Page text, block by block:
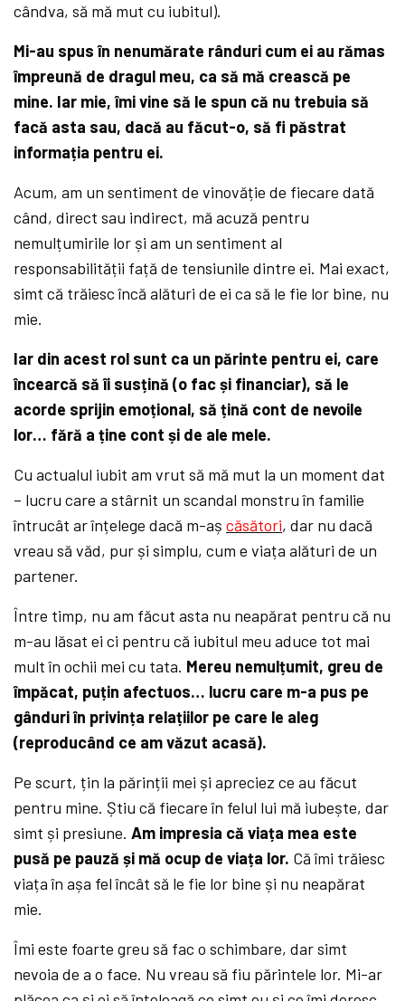
cândva, să mă mut cu iubitul).
Mi-au spus în nenumărate rânduri cum ei au rămas
împreună de dragul meu, ca să mă crească pe
mine. Iar mie, îmi vine să le spun că nu trebuia să
facă asta sau, dacă au făcut-o, să fi păstrat
informația pentru ei.
Acum, am un sentiment de vinovăție de fiecare dată
când, direct sau indirect, mă acuză pentru
nemulțumirile lor și am un sentiment al
responsabilității față de tensiunile dintre ei. Mai exact,
simt că trăiesc încă alături de ei ca să le fie lor bine, nu
mie.
Iar din acest rol sunt ca un părinte pentru ei, care
încearcă să îi susțină (o fac și financiar), să le
acorde sprijin emoțional, să țină cont de nevoile
lor… fără a ține cont și de ale mele.
Cu actualul iubit am vrut să mă mut la un moment dat
– lucru care a stârnit un scandal monstru în familie
întrucât ar înțelege dacă m-așcăsători, dar nu dacă
vreau să văd, pur și simplu, cum e viața alături de un
partener.
Între timp, nu am făcut asta nu neapărat pentru că nu
m-au lăsat ei ci pentru că iubitul meu aduce tot mai
mult în ochii mei cu tata. Mereu nemulțumit, greu de
împăcat, puțin afectuos… lucru care m-a pus pe
gânduri în privința relațiilor pe care le aleg
(reproducând ce am văzut acasă).
Pe scurt, țin la părinții mei și apreciez ce au făcut
pentru mine. Știu că fiecare în felul lui mă iubește, dar
simt și presiune.Am impresia că viața mea este
pusă pe pauză și mă ocup de viața lor. Că îmi trăiesc
viața în așa fel încât să le fie lor bine și nu neapărat
mie.
Îmi este foarte greu să fac o schimbare, dar simt
nevoia de a o face. Nu vreau să fiu părintele lor. Mi-ar